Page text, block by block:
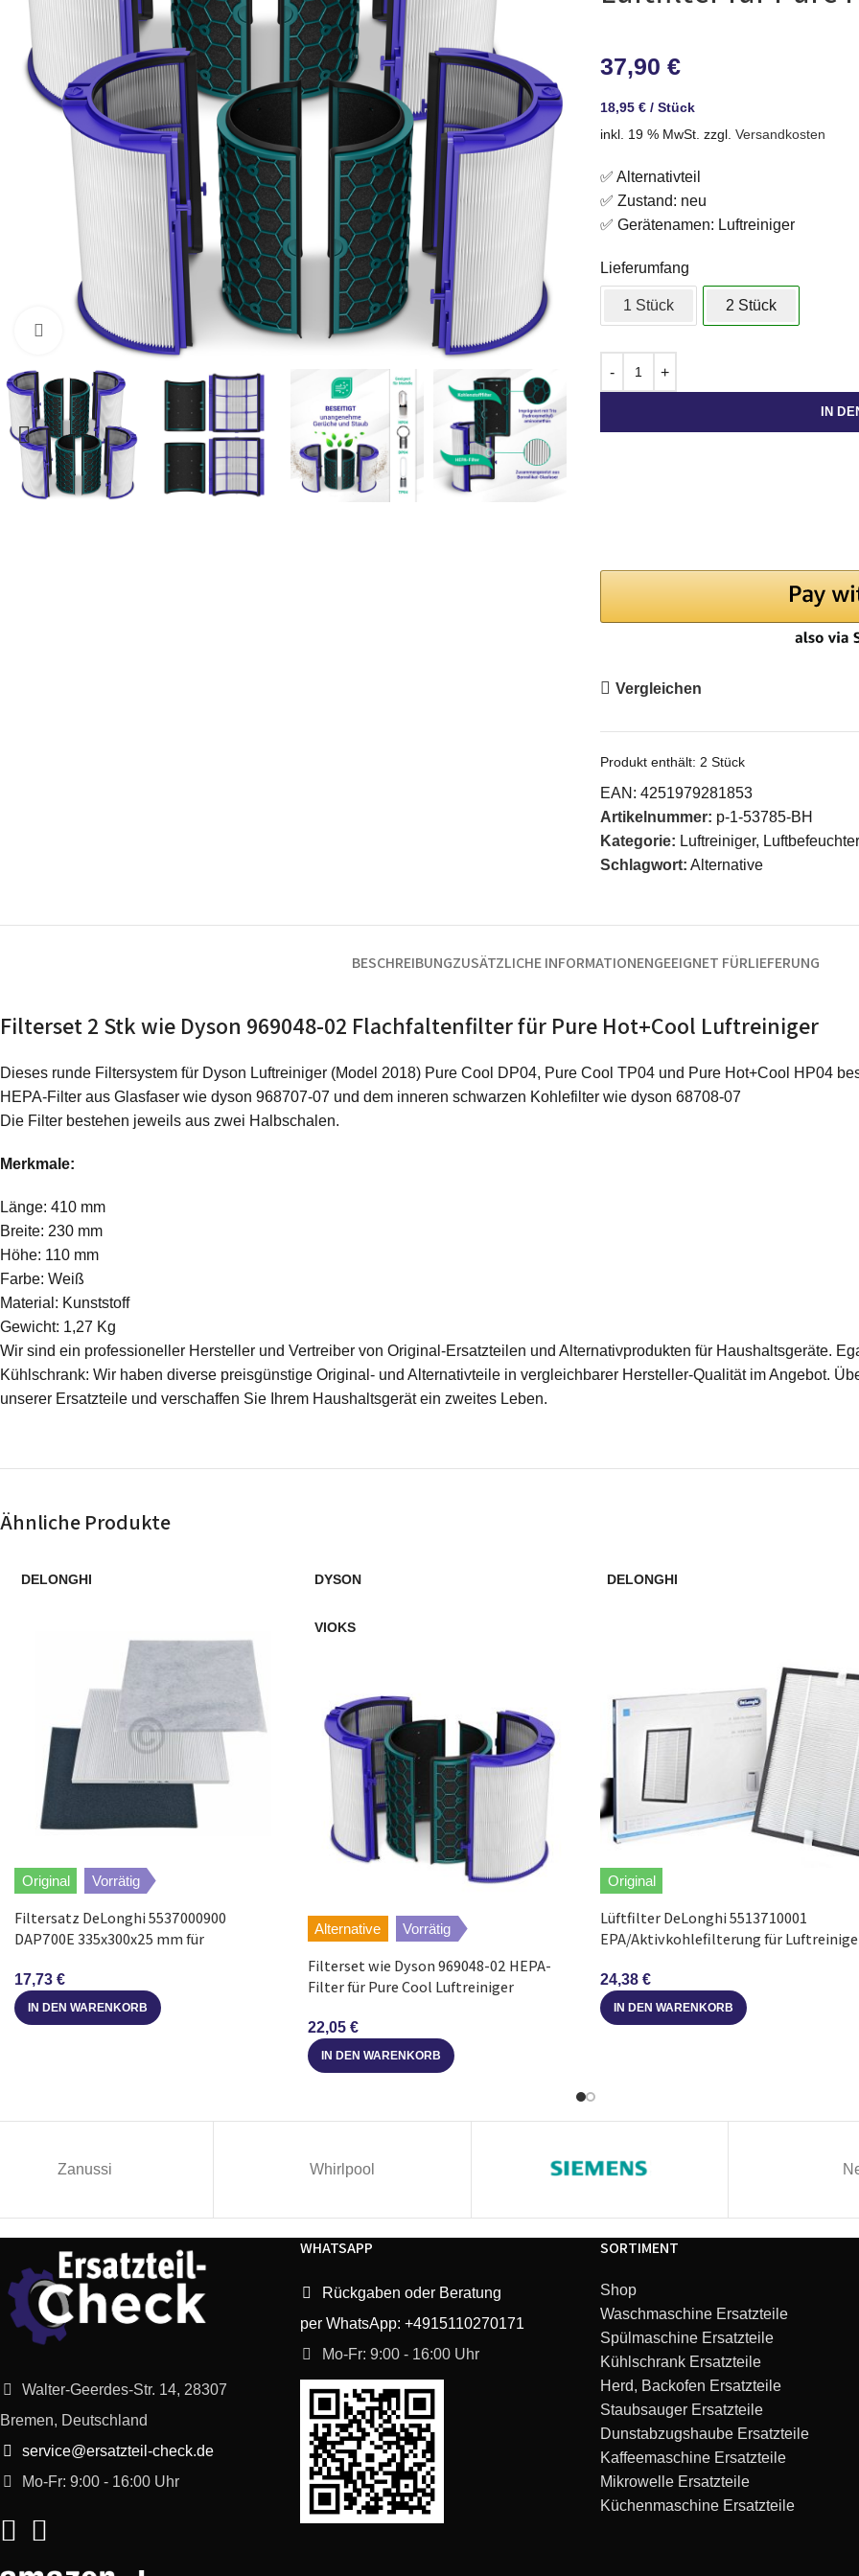
Zum Vergrößern klicken
37,90 €
18,95 €/ Stück
inkl. 19 % MwSt. zzgl. Versandkosten
✅ Alternativteil
✅ Zustand: neu
✅ Gerätenamen: Luftreiniger
Lieferumfang
1 Stück 2 Stück
IN
Vergleichen
Produkt enthält: 2 Stück
EAN: 4251979281853
Artikelnummer: p-1-53785-BH
Kategorie: Luftreiniger, Luftbefeuchter
Schlagwort: Alternative
BESCHREIBUNGZUSÄTZLICHE INFORMATIONENGEEIGNET FÜRLIEFERUNG
Filterset 2 Stk wie Dyson 969048-02 Flachfaltenfilter für Pure Hot+Cool Luftreiniger
Dieses runde Filtersystem für Dyson Luftreiniger (Model 2018) Pure Cool DP04, Pure Cool TP04 und Pure Hot+Cool HP04
HEPA-Filter aus Glasfaser wie dyson 968707-07 und dem inneren schwarzen Kohlefilter wie dyson 68708-07
Die Filter bestehen jeweils aus zwei Halbschalen.
Merkmale:
Länge: ‎410 mm
Breite: 230 mm
Höhe: 110 mm
Farbe: Weiß
Material: ‎Kunststoff
Gewicht: ‎1,27 Kg
Wir sind ein professioneller Hersteller und Vertreiber von Original-Ersatzteilen und Alternativprodukten für Haushaltsgeräte.
Kühlschrank: Wir haben diverse preisgünstige Original- und Alternativteile in vergleichbarer Hersteller-Qualität im Angebot.
unserer Ersatzteile und verschaffen Sie Ihrem Haushaltsgerät ein zweites Leben.
Ähnliche Produkte
DELONGHI
Original Vorrätig
Filtersatz DeLonghi 5537000900
DAP700E 335x300x25 mm für
17,73 €
IN DEN WARENKORB
DYSON
VIOKS
Alternative Vorrätig
Filterset wie Dyson 969048-02 HEPA-
Filter für Pure Cool Luftreiniger
22,05 €
IN DEN WARENKORB
DELONGHI
Original
Lüftfilter DeLonghi 5513710001
EPA/Aktivkohlefilterung für
24,38 €
IN DEN WARENKORB
Zanussi Whirlpool
Walter-Geerdes-Str. 14, 28307
Bremen, Deutschland
service@ersatzteil-check.de
Mo-Fr: 9:00 - 16:00 Uhr
WHATSAPP
Rückgaben oder Beratung
per WhatsApp: +4915110270171
Mo-Fr: 9:00 - 16:00 Uhr
SORTIMENT
Shop
Waschmaschine Ersatzteile
Spülmaschine Ersatzteile
Kühlschrank Ersatzteile
Herd, Backofen Ersatzteile
Staubsauger Ersatzteile
Dunstabzugshaube Ersatzteile
Kaffeemaschine Ersatzteile
Mikrowelle Ersatzteile
Küchenmaschine Ersatzteile